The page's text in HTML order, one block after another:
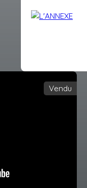
Vendu